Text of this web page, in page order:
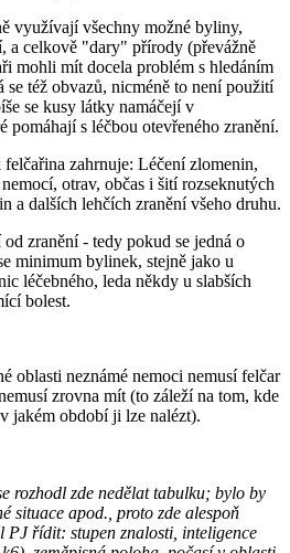
využívají všechny možné byliny,
a celkově "dary" přírody (převážně
mohli mít docela problém s hledáním
též obvazů, nicméně to není použití
se kusy látky namáčejí v
pomáhají s léčbou otevřeného zranění.
zahrnuje: Léčení zlomenin,
otrav, občas i šití rozseknutých
a dalších lehčích zranění všeho druhu.
zranění - tedy pokud se jedná o
minimum bylinek, stejně jako u
léčebného, leda někdy u slabších
bolest.
oblasti neznámé nemoci nemusí felčar
zrovna mít (to záleží na tom, kde
jakém období ji lze nalézt).
rozhodl zde nedělat tabulku; bylo by
situace apod., proto zde alespoň
PJ řídit: stupen znalosti, inteligence